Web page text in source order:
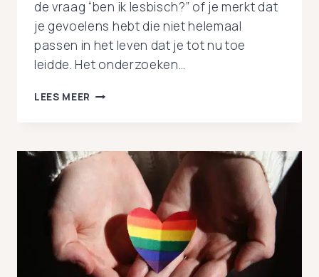
de vraag “ben ik lesbisch?” of je merkt dat
je gevoelens hebt die niet helemaal
passen in het leven dat je tot nu toe
leidde. Het onderzoeken…
LEES MEER WAAROM
NIET
ALTIJD
MAKKELIJK